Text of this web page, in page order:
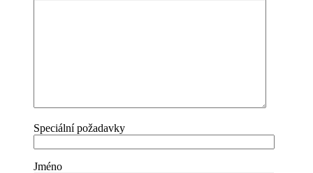
Speciální požadavky
Jméno